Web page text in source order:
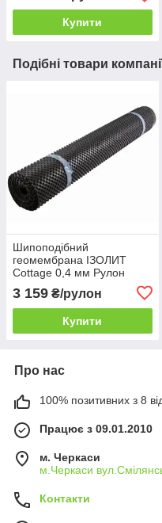
Купити
Подібні товари
Шипоподібний
геомембрана ІЗОЛИТ
Cottage 0,4 мм Рулон
3 159 ₴/рулон
Купити
Про нас
100% позитивних з 8
Працює з 09.01.2010
м. Черкаси
м.Черкаси
Контакти